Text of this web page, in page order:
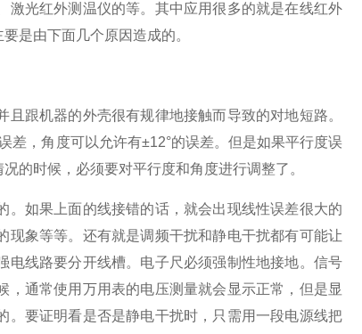
激光红外测温仪的等。其中应用很多的就是在线红外
是由下面几个原因造成的。
跟机器的外壳很有规律地接触而导致的对地短路。
差，角度可以允许有±12°的误差。但是如果平行度误
的时候，必须要对平行度和角度进行调整了。
如果上面的线接错的话，就会出现线性误差很大的
象等等。还有就是调频干扰和静电干扰都有可能让
电线路要分开线槽。电子尺必须强制性地接地。信号
通常使用万用表的电压测量就会显示正常，但是显
。要证明看是否是静电干扰时，只需用一段电源线把